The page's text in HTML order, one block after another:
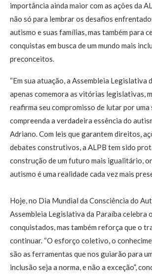
importância ainda maior com as ações da
não só para lembrar os desafios
autismo e suas famílias, mas também para
conquistas em busca de um mundo mais
preconceitos.
“Em sua atuação, a Assembleia Legislativa
apenas comemora as vitórias legislativas,
reafirma seu compromisso de lutar por uma
compreenda a verdadeira essência do
Adriano. Com leis que garantem direitos,
debates construtivos, a ALPB tem sido
construção de um futuro mais igualitário,
autismo é uma realidade cada vez mais
Hoje, no Dia Mundial da Consciência do
Assembleia Legislativa da Paraíba celebra
conquistados, mas também reforça que o
continuar. “O esforço coletivo, o
são as ferramentas que nos guiarão para
inclusão seja a norma, e não a exceção”,